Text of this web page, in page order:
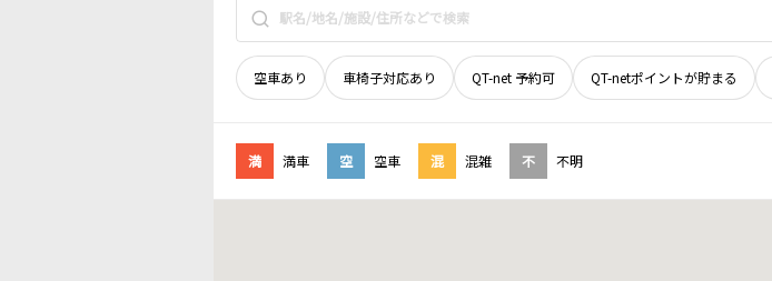
空車あり 車椅子対応あり QT-net 予約可 QT-netポイントが貯まる
満 満車 空 空車 混 混雑 不 不明